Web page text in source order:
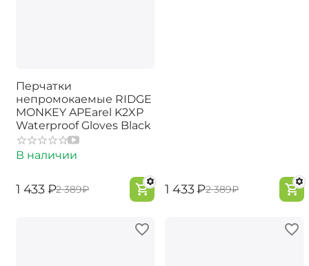
Перчатки
непромокаемые RIDGE
MONKEY APEarel K2XP
Waterproof Gloves Black
В наличии
‍1 433‍₽‍2 389‍₽ ‍1 433‍₽‍2 389‍₽